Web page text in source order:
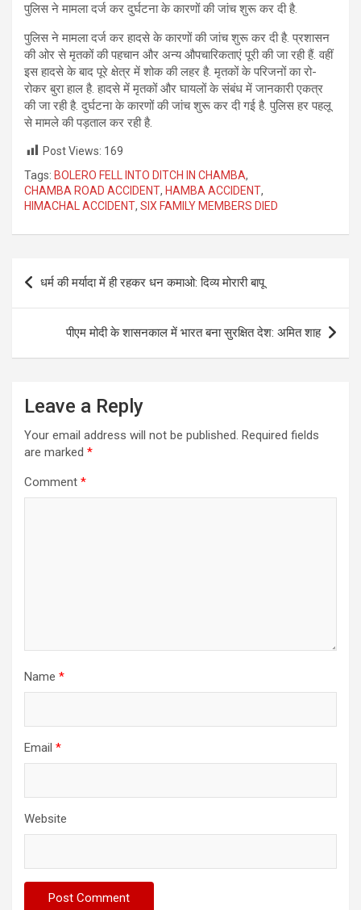
पुलिस ने मामला दर्ज कर दुर्घटना के कारणों की जांच शुरू कर दी है.
पुलिस ने मामला दर्ज कर हादसे के कारणों की जांच शुरू कर दी है. प्रशासन
की ओर से मृतकों की पहचान और अन्य औपचारिकताएं पूरी की जा रही हैं. वहीं
इस हादसे के बाद पूरे क्षेत्र में शोक की लहर है. मृतकों के परिजनों का रो-
रोकर बुरा हाल है. हादसे में मृतकों और घायलों के संबंध में जानकारी एकत्र
की जा रही है. दुर्घटना के कारणों की जांच शुरू कर दी गई है. पुलिस हर पहलू
से मामले की पड़ताल कर रही है.
Post Views: 169
Tags: BOLERO FELL INTO DITCH IN CHAMBA,
CHAMBA ROAD ACCIDENT, HAMBA ACCIDENT,
HIMACHAL ACCIDENT, SIX FAMILY MEMBERS DIED
Post
navigation
धर्म की मर्यादा में ही रहकर धन कमाओ: दिव्य मोरारी बापू
पीएम मोदी के शासनकाल में भारत बना सुरक्षित देश: अमित शाह
Leave a Reply
Your email address will not be published. Required fields
are marked *
Comment *
Name *
Email *
Website